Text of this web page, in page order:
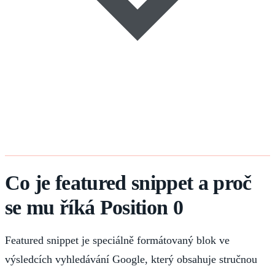
Co je featured snippet a proč
se mu říká Position 0
Featured snippet je speciálně formátovaný blok ve
výsledcích vyhledávání Google, který obsahuje stručnou